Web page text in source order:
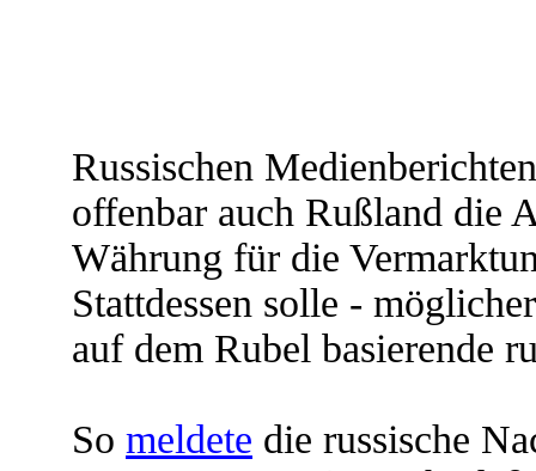
Russischen
offenbar auch Rußland die
Währung für die
Stattdessen solle -
auf dem Rubel basierende
So meldete die russische